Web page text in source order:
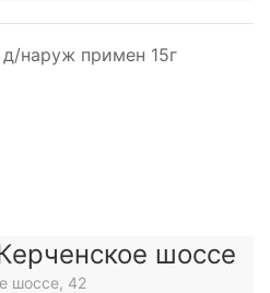
наруж примен 15г
шоссе
шоссе, 42